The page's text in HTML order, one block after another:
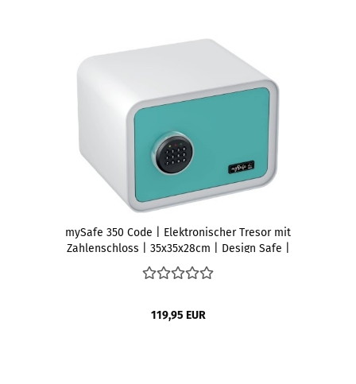
mySafe 350 Code | Elektronischer Tresor mit
Zahlenschloss | 35x35x28cm | Design Safe |
Möbeltresor | Stahltresor Doppelbolzenverriegelung |
Alarm und Notschlüssel | Wand- Bodentresor | Farbe
119,95 EUR